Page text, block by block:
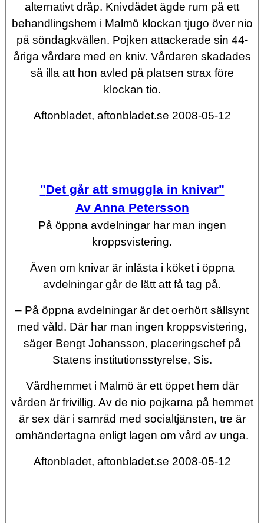
alternativt dråp. Knivdådet ägde rum på ett
behandlingshem i Malmö klockan tjugo över nio
på söndagkvällen. Pojken attackerade sin 44-
åriga vårdare med en kniv. Vårdaren skadades
så illa att hon avled på platsen strax före
klockan tio.
Aftonbladet, aftonbladet.se 2008-05-12
"Det går att smuggla in knivar"
Av Anna Petersson
På öppna avdelningar har man ingen
kroppsvistering.
Även om knivar är inlåsta i köket i öppna
avdelningar går de lätt att få tag på.
– På öppna avdelningar är det oerhört sällsynt
med våld. Där har man ingen kroppsvistering,
säger Bengt Johansson, placeringschef på
Statens institutionsstyrelse, Sis.
Vårdhemmet i Malmö är ett öppet hem där
vården är frivillig. Av de nio pojkarna på hemmet
är sex där i samråd med socialtjänsten, tre är
omhändertagna enligt lagen om vård av unga.
Aftonbladet, aftonbladet.se 2008-05-12